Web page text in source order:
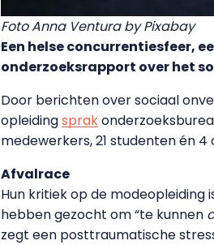
Foto Anna Ventura by Pixabay
Een helse concurrentiesfeer,
onderzoeksrapport over het
Door berichten over sociaal
opleidingsprak
medewerkers, 21 studenten én
Afvalrace
Hun kritiek op de
hebben gezocht om “te kunnen
zegt een posttraumatische